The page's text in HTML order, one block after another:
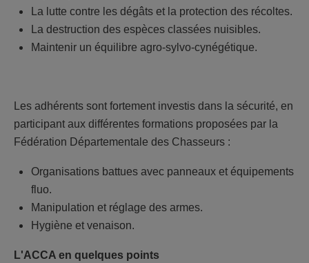
La lutte contre les dégâts et la protection des récoltes.
La destruction des espèces classées nuisibles.
Maintenir un équilibre agro-sylvo-cynégétique.
Les adhérents sont fortement investis dans la sécurité, en
participant aux différentes formations proposées par la
Fédération Départementale des Chasseurs :
Organisations battues avec panneaux et équipements
fluo.
Manipulation et réglage des armes.
Hygiène et venaison.
L'ACCA en quelques points